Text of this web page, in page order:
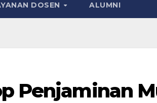
DOSEN ALUMNI
Penjaminan